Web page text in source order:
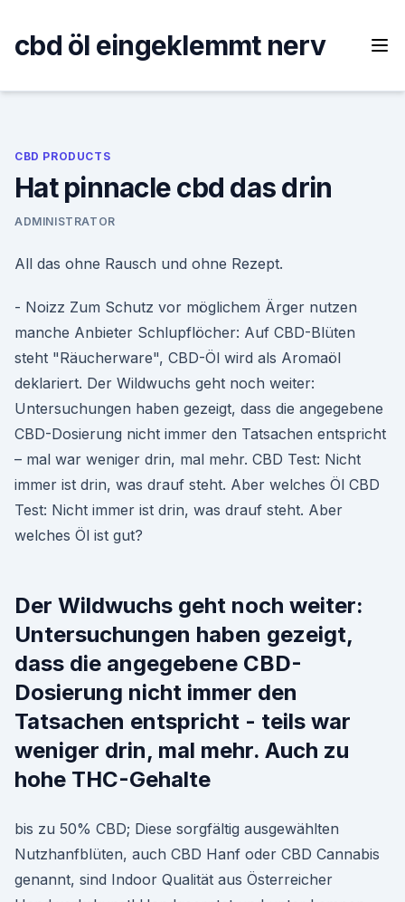
content
cbd öl eingeklemmt nerv
CBD PRODUCTS
Hat pinnacle cbd das drin
ADMINISTRATOR
All das ohne Rausch und ohne Rezept.
- Noizz Zum Schutz vor möglichem Ärger nutzen
manche Anbieter Schlupflöcher: Auf CBD-Blüten
steht "Räucherware", CBD-Öl wird als Aromaöl
deklariert. Der Wildwuchs geht noch weiter:
Untersuchungen haben gezeigt, dass die angegebene
CBD-Dosierung nicht immer den Tatsachen entspricht
– mal war weniger drin, mal mehr. CBD Test: Nicht
immer ist drin, was drauf steht. Aber welches Öl CBD
Test: Nicht immer ist drin, was drauf steht. Aber
welches Öl ist gut?
Der Wildwuchs geht noch weiter:
Untersuchungen haben gezeigt,
dass die angegebene CBD-
Dosierung nicht immer den
Tatsachen entspricht - teils war
weniger drin, mal mehr. Auch zu
hohe THC-Gehalte
bis zu 50% CBD; Diese sorgfältig ausgewählten
Nutzhanfblüten, auch CBD Hanf oder CBD Cannabis
genannt, sind Indoor Qualität aus Österreicher